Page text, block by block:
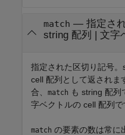
match — 指定さ
string 配列 | 文字
指定された区切り記号
cell 配列として返されま
合、 match も string 配列
字ベクトルの cell 配列で
match の要素の数は常に